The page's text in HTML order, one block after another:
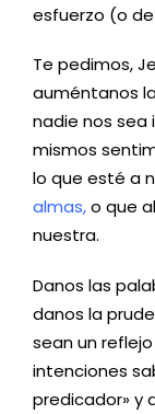
esfuerzo (o
Te pedimos,
auméntanos
nadie nos
mismos
lo que esté a
almas,o que
nuestra.
Danos las
danos la
sean un
intenciones
predicador» y